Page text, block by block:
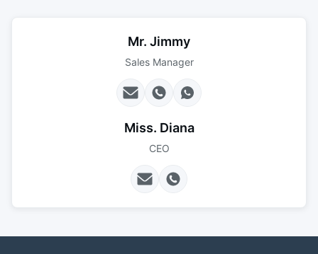
Mr. Jimmy
Sales Manager
Miss. Diana
CEO